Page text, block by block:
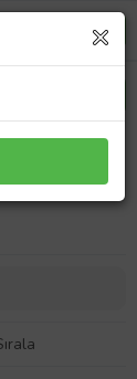
Kaliper Ön